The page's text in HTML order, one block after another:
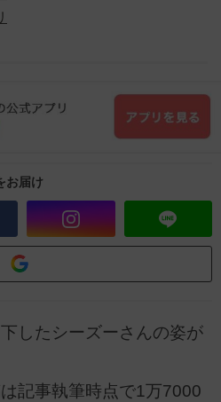
お届け
したシーズーさんの姿が
記事執筆時点で1万7000